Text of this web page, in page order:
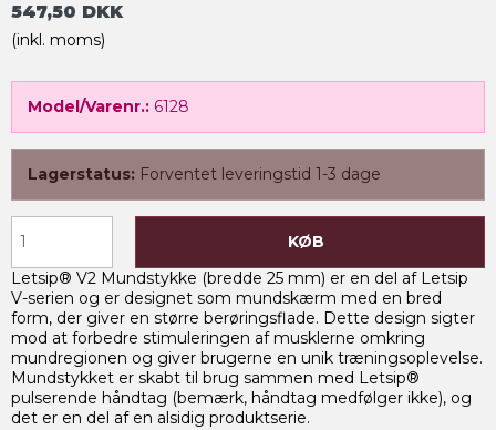
547,50 DKK
(inkl. moms)
Model/Varenr.: 6128
Lagerstatus: Forventet leveringstid 1-3 dage
KØB
Letsip® V2 Mundstykke (bredde 25 mm) er en del af Letsip
V-serien og er designet som mundskærm med en bred
form, der giver en større berøringsflade. Dette design sigter
mod at forbedre stimuleringen af musklerne omkring
mundregionen og giver brugerne en unik træningsoplevelse.
Mundstykket er skabt til brug sammen med Letsip®
pulserende håndtag (bemærk, håndtag medfølger ikke), og
det er en del af en alsidig produktserie.